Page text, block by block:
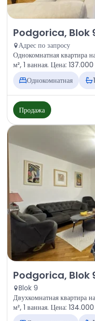
Продажа - Квартира
Podgorica, Blok
Адрес по запросу
Однокомнатная
м², 1 ванная. Цена:
Однокомнатная
1
Продажа
Продажа - Квартира
Podgorica, Blok
Blok 9
Двухкомнатная
м², 1 ванная. Цена: